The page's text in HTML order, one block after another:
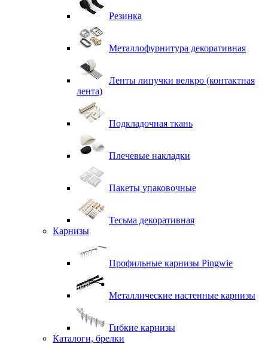
Резинка
Металлофурнитура декоративная
Ленты липучки велкро (контактная
лента)
Подкладочная ткань
Плечевые накладки
Пакеты упаковочные
Тесьма декоративная
Карнизы
Профильные карнизы Pingwie
Металлические настенные карнизы
Гибкие карнизы
Каталоги, брелки